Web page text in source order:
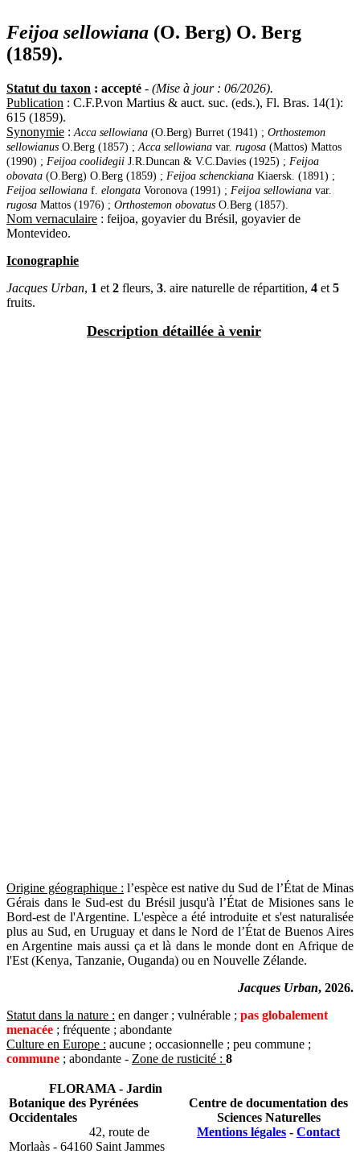
Feijoa sellowiana (O. Berg) O. Berg
(1859).
Statut du taxon : accepté - (Mise à jour : 06/2026).
Publication : C.F.P.von Martius & auct. suc. (eds.), Fl. Bras. 14(1):
615 (1859).
Synonymie : Acca sellowiana (O.Berg) Burret (1941) ; Orthostemon
sellowianus O.Berg (1857) ; Acca sellowiana var. rugosa (Mattos) Mattos
(1990) ; Feijoa coolidegii J.R.Duncan & V.C.Davies (1925) ; Feijoa
obovata (O.Berg) O.Berg (1859) ; Feijoa schenckiana Kiaersk. (1891) ;
Feijoa sellowiana f. elongata Voronova (1991) ; Feijoa sellowiana var.
rugosa Mattos (1976) ; Orthostemon obovatus O.Berg (1857).
Nom vernaculaire : feijoa, goyavier du Brésil, goyavier de
Montevideo.
Iconographie
Jacques Urban, 1 et 2 fleurs, 3. aire naturelle de répartition, 4 et 5
fruits.
Description détaillée à venir
Origine géographique : l’espèce est native du Sud de l’État de Minas
Gérais dans le Sud-est du Brésil jusqu'à l’État de Misiones sans le
Bord-est de l'Argentine. L'espèce a été introduite et s'est naturalisée
plus au Sud, en Uruguay et dans le Nord de l’État de Buenos Aires
en Argentine mais aussi ça et là dans le monde dont en Afrique de
l'Est (Kenya, Tanzanie, Ouganda) ou en Nouvelle Zélande.
Jacques Urban, 2026.
Statut dans la nature : en danger ; vulnérable ; pas globalement
menacée ; fréquente ; abondante
Culture en Europe : aucune ; occasionnelle ; peu commune ;
commune ; abondante - Zone de rusticité : 8
FLORAMA - Jardin
Botanique des Pyrénées
Occidentales
42, route de
Morlaàs - 64160 Saint Jammes
Centre de documentation des
Sciences Naturelles
Mentions légales - Contact